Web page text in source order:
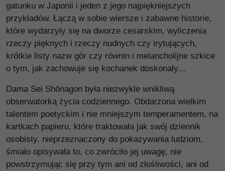
gatunku w Japonii i jeden z jego najpiękniejszych
przykładów. Łączą w sobie wiersze i zabawne historie,
które wydarzyły się na dworze cesarskim, wyliczenia
rzeczy pięknych i rzeczy nudnych czy irytujących,
krótkie listy nazw gór czy równin i melancholijne szkice
o tym, jak zachowuje się kochanek doskonały…
Dama Sei Shōnagon była niezwykle wnikliwą
obserwatorką życia codziennego. Obdarzona wielkim
talentem poetyckim i nie mniejszym temperamentem, na
kartkach papieru, które traktowała jak swój dziennik
osobisty, nieprzeznaczony do pokazywania ludziom,
śmiało opisywała to, co zwróciło jej uwagę, nie
powstrzymując się przy tym ani od złośliwości, ani od